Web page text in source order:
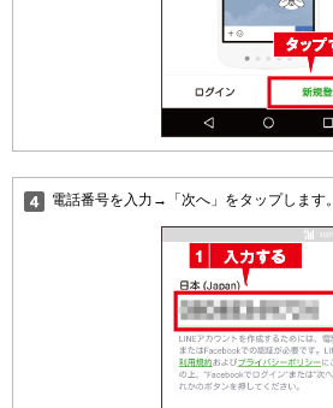
電話番号を入力→「次へ」をタップします。